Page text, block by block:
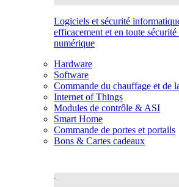
Logiciels et sécurité
efficacement et en toute
numérique
Hardware
Software
Commande du chauffage et de
Internet of Things
Modules de contrôle & ASI
Smart Home
Commande de portes et portails
Bons & Cartes cadeaux